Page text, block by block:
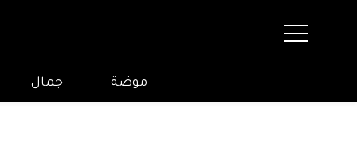
موضة جمال